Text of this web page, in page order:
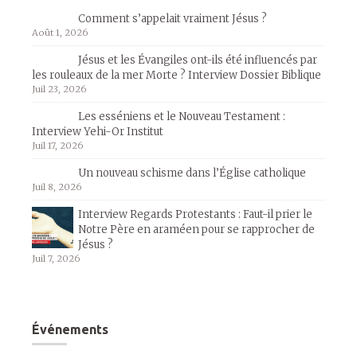
Comment s’appelait vraiment Jésus ?
Août 1, 2026
Jésus et les Évangiles ont-ils été influencés par
les rouleaux de la mer Morte ? Interview Dossier Biblique
Juil 23, 2026
Les esséniens et le Nouveau Testament :
Interview Yehi-Or Institut
Juil 17, 2026
Un nouveau schisme dans l’Église catholique
Juil 8, 2026
Interview Regards Protestants : Faut-il prier le
Notre Père en araméen pour se rapprocher de
Jésus ?
Juil 7, 2026
Événements